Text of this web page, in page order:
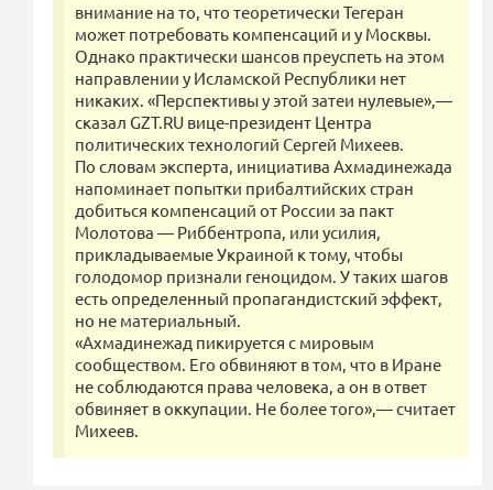
внимание на то, что теоретически Тегеран
может потребовать компенсаций и у Москвы.
Однако практически шансов преуспеть на этом
направлении у Исламской Республики нет
никаких. «Перспективы у этой затеи нулевые»,—
сказал GZT.RU вице-президент Центра
политических технологий Сергей Михеев.
По словам эксперта, инициатива Ахмадинежада
напоминает попытки прибалтийских стран
добиться компенсаций от России за пакт
Молотова — Риббентропа, или усилия,
прикладываемые Украиной к тому, чтобы
голодомор признали геноцидом. У таких шагов
есть определенный пропагандистский эффект,
но не материальный.
«Ахмадинежад пикируется с мировым
сообществом. Его обвиняют в том, что в Иране
не соблюдаются права человека, а он в ответ
обвиняет в оккупации. Не более того»,— считает
Михеев.